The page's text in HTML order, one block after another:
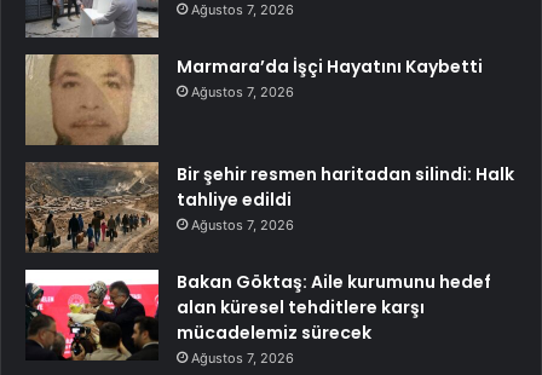
Ağustos 7, 2026
Marmara’da İşçi Hayatını Kaybetti
Ağustos 7, 2026
Bir şehir resmen haritadan silindi: Halk
tahliye edildi
Ağustos 7, 2026
Bakan Göktaş: Aile kurumunu hedef
alan küresel tehditlere karşı
mücadelemiz sürecek
Ağustos 7, 2026